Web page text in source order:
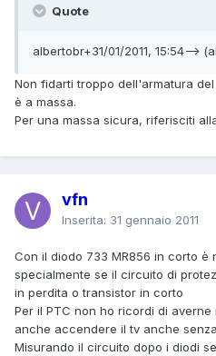
Quote
albertobr+31/01/2011, 15:54-->
Non fidarti troppo dell'armatura
è a massa.
Per una massa sicura, riferisciti
vfn
Inserita: 31 gennaio 2011
Con il diodo 733 MR856 in corto è
specialmente se il circuito di
in perdita o transistor in corto
Per il PTC non ho ricordi di
anche accendere il tv anche
Misurando il circuito dopo i diodi